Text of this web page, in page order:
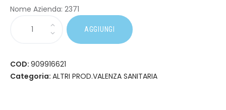
Nome Azienda: 2371
AGGIUNGI
COD: 909916621
Categoria: ALTRI PROD.VALENZA SANITARIA